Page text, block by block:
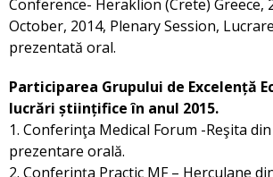
Conference- Heraklion (Crete) Greece,
October, 2014, Plenary Session,
prezentată oral.
Participarea Grupului de Excelență
lucrări științifice în anul 2015.
1. Conferinţa Medical Forum -Reşita
prezentare orală.
2. Conferinţa Practic MF – Herculane